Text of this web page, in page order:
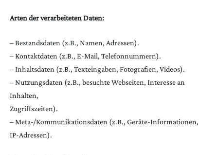
Arten der verarbeiteten Daten:
– Bestandsdaten (z.B., Namen, Adressen).
– Kontaktdaten (z.B., E-Mail, Telefonnummern).
– Inhaltsdaten (z.B., Texteingaben, Fotografien, Videos).
– Nutzungsdaten (z.B., besuchte Webseiten, Interesse an
Inhalten,
Zugriffszeiten).
– Meta-/Kommunikationsdaten (z.B., Geräte-Informationen,
IP-Adressen).